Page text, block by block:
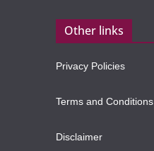
Other links
Privacy Policies
Terms and Conditions
Disclaimer